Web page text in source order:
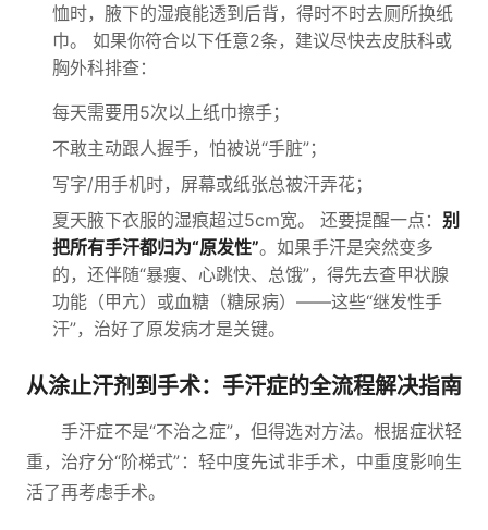
恤时，腋下的湿痕能透到后背，得时不时去厕所换纸
巾。 如果你符合以下任意2条，建议尽快去皮肤科或
胸外科排查：
每天需要用5次以上纸巾擦手；
不敢主动跟人握手，怕被说“手脏”；
写字/用手机时，屏幕或纸张总被汗弄花；
夏天腋下衣服的湿痕超过5cm宽。 还要提醒一点： 别
把所有手汗都归为“原发性”。如果手汗是突然变多
的，还伴随“暴瘦、心跳快、总饿”，得先去查甲状腺
功能（甲亢）或血糖（糖尿病）——这些“继发性手
汗”，治好了原发病才是关键。
从涂止汗剂到手术：手汗症的全流程解决指南
手汗症不是“不治之症”，但得选对方法。根据症状轻
重，治疗分“阶梯式”：轻中度先试非手术，中重度影响生
活了再考虑手术。